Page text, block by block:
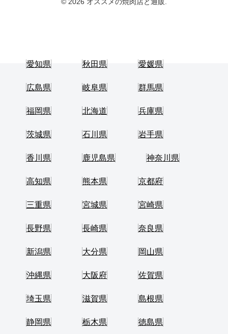
愛知県 秋田県 愛媛県
広島県 岐阜県 群馬県
福岡県 北海道 兵庫県
茨城県 石川県 岩手県
香川県 鹿児島県 神奈川県
高知県 熊本県 京都府
三重県 宮城県 宮崎県
長野県 長崎県 奈良県
新潟県 大分県 岡山県
沖縄県 大阪府 佐賀県
埼玉県 滋賀県 島根県
静岡県 栃木県 徳島県